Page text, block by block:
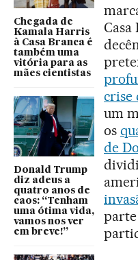
Chegada de
Kamala Harris
à Casa Branca é
também uma
vitória para as
mães cientistas
Donald Trump
diz adeus a
quatro anos de
caos: “Tenham
uma ótima vida,
vamos nos ver
em breve!”
crise
um
os
de
parte